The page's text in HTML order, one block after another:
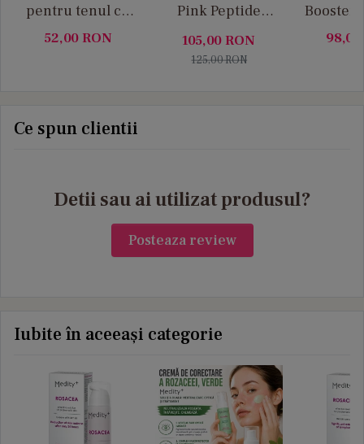
pentru tenul cu
rozacee Medity+
52,00 RON
Pink Peptide
Serum - Ser facial
de Fermitate Anti
105,00 RON
125,00RON
Booster
facial
98,00
Ce spun clientii
Detii sau ai utilizat produsul?
Posteaza review
Iubite în aceeași categorie